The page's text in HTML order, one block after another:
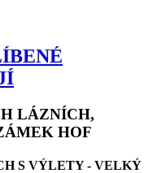
LÁZNÍCH,